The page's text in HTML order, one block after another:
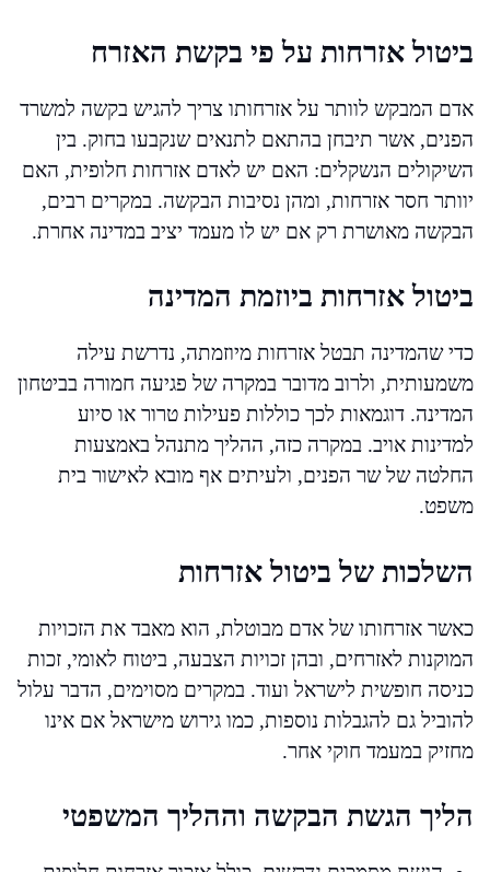
ביטול אזרחות על פי בקשת האזרח
אדם המבקש לוותר על אזרחותו צריך להגיש בקשה למשרד
הפנים, אשר תיבחן בהתאם לתנאים שנקבעו בחוק. בין
השיקולים הנשקלים: האם יש לאדם אזרחות חלופית, האם
יוותר חסר אזרחות, ומהן נסיבות הבקשה. במקרים רבים,
הבקשה מאושרת רק אם יש לו מעמד יציב במדינה אחרת.
ביטול אזרחות ביוזמת המדינה
כדי שהמדינה תבטל אזרחות מיוזמתה, נדרשת עילה
משמעותית, ולרוב מדובר במקרה של פגיעה חמורה בביטחון
המדינה. דוגמאות לכך כוללות פעילות טרור או סיוע
למדינות אויב. במקרה כזה, ההליך מתנהל באמצעות
החלטה של שר הפנים, ולעיתים אף מובא לאישור בית
משפט.
השלכות של ביטול אזרחות
כאשר אזרחותו של אדם מבוטלת, הוא מאבד את הזכויות
המוקנות לאזרחים, ובהן זכויות הצבעה, ביטוח לאומי, זכות
כניסה חופשית לישראל ועוד. במקרים מסוימים, הדבר עלול
להוביל גם להגבלות נוספות, כמו גירוש מישראל אם אינו
מחזיק במעמד חוקי אחר.
הליך הגשת הבקשה וההליך המשפטי